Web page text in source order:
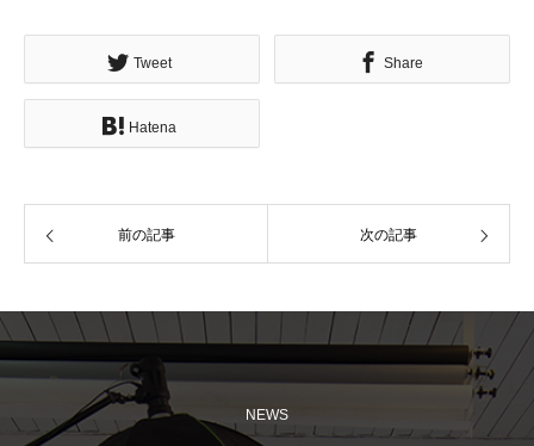
Tweet Share
Hatena
前の記事 次の記事
NEWS